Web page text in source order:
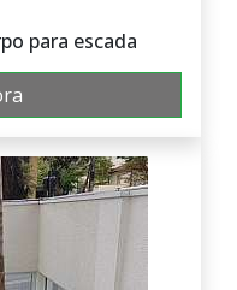
para escada